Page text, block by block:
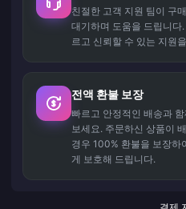
친절한 고객 지원 팀이 구
대기하며 도움을 드립니다
르고 신뢰할 수 있는 지원
전액 환불 보장
빠르고 안정적인 배송과
보세요. 주문하신 상품이
경우 100% 환불을 보장하
게 보호해 드립니다.